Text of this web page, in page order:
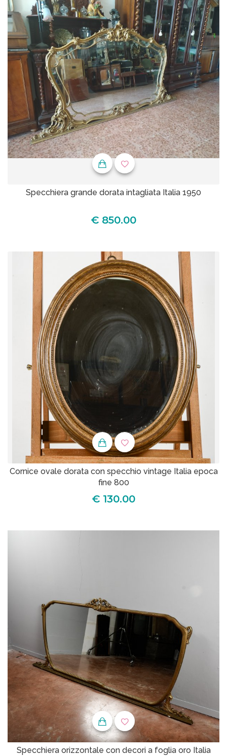
Specchiera grande dorata intagliata Italia 1950
€ 850.00
Cornice ovale dorata con specchio vintage Italia epoca
fine 800
€ 130.00
Specchiera orizzontale con decori a foglia oro Italia